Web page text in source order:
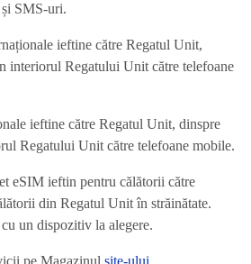
SMS-uri.
ieftine către Regatul Unit,
interiorul Regatului Unit către telefoane
ieftine către Regatul Unit, dinspre
Regatului Unit către telefoane mobile.
eSIM ieftin pentru călătorii către
din Regatul Unit în străinătate.
un dispozitiv la alegere.
pe Magazinul site-ului